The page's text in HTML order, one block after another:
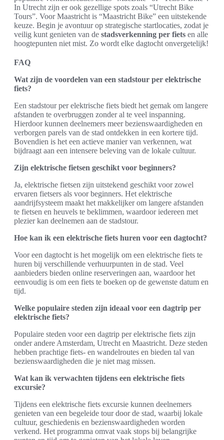
In Utrecht zijn er ook gezellige spots zoals “Utrecht Bike
Tours”. Voor Maastricht is “Maastricht Bike” een uitstekende
keuze. Begin je avontuur op strategische startlocaties, zodat je
veilig kunt genieten van de stadsverkenning per fiets en alle
hoogtepunten niet mist. Zo wordt elke dagtocht onvergetelijk!
FAQ
Wat zijn de voordelen van een stadstour per elektrische
fiets?
Een stadstour per elektrische fiets biedt het gemak om langere
afstanden te overbruggen zonder al te veel inspanning.
Hierdoor kunnen deelnemers meer bezienswaardigheden en
verborgen parels van de stad ontdekken in een kortere tijd.
Bovendien is het een actieve manier van verkennen, wat
bijdraagt aan een intensere beleving van de lokale cultuur.
Zijn elektrische fietsen geschikt voor beginners?
Ja, elektrische fietsen zijn uitstekend geschikt voor zowel
ervaren fietsers als voor beginners. Het elektrische
aandrijfsysteem maakt het makkelijker om langere afstanden
te fietsen en heuvels te beklimmen, waardoor iedereen met
plezier kan deelnemen aan de stadstour.
Hoe kan ik een elektrische fiets huren voor een dagtocht?
Voor een dagtocht is het mogelijk om een elektrische fiets te
huren bij verschillende verhuurpunten in de stad. Veel
aanbieders bieden online reserveringen aan, waardoor het
eenvoudig is om een fiets te boeken op de gewenste datum en
tijd.
Welke populaire steden zijn ideaal voor een dagtrip per
elektrische fiets?
Populaire steden voor een dagtrip per elektrische fiets zijn
onder andere Amsterdam, Utrecht en Maastricht. Deze steden
hebben prachtige fiets- en wandelroutes en bieden tal van
bezienswaardigheden die je niet mag missen.
Wat kan ik verwachten tijdens een elektrische fiets
excursie?
Tijdens een elektrische fiets excursie kunnen deelnemers
genieten van een begeleide tour door de stad, waarbij lokale
cultuur, geschiedenis en bezienswaardigheden worden
verkend. Het programma omvat vaak stops bij belangrijke